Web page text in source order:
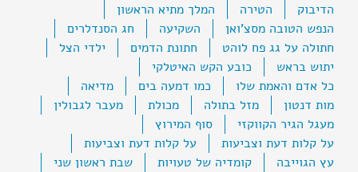
הדיבוק
הטירה
המלך מתיא הראשון
הנפש הטובה מסצ'ואן
השקיעה
חג הסנדלרים
חתולה על גג פח לוהט
חתונת הדמים
ילדי הצל
יתוש בראש
כובע הקש האיטלקי
כל אדם והאמת שלו
כמו דמעה בים
מדיאה
מות דנטון
מזל בתולה מכולת
מעבר לגבולין
מעגל הגיר הקווקזי
סוף המירוץ
על קלות דעת וצביעות
על קלות דעת וצביעות
עץ הגוייבה
קומדיה של טעויות
שבת ראשון שני